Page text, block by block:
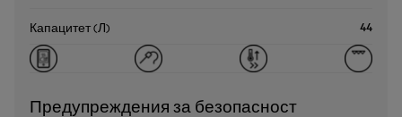
Капацитет (Л) 44
Предупреждения за безопасност